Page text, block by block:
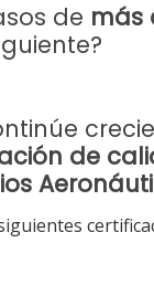
de más
de